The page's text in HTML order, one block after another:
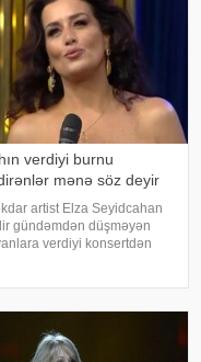
verdiyi burnu
mənə söz deyir
artist Elza Seyidcahan
gündəmdən düşməyən
verdiyi konsertdən
bildirib ki, həmin